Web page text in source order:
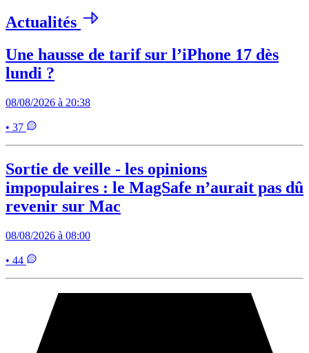
Actualités
Une hausse de tarif sur l’iPhone 17 dès
lundi ?
08/08/2026 à 20:38
• 37
Sortie de veille - les opinions
impopulaires : le MagSafe n’aurait pas dû
revenir sur Mac
08/08/2026 à 08:00
• 44